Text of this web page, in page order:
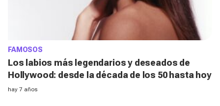
FAMOSOS
Los labios más legendarios y deseados de
Hollywood: desde la década de los 50 hasta hoy
hay 7 años